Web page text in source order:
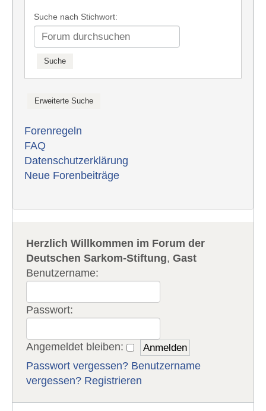
Suche nach Stichwort:
Forenregeln
FAQ
Datenschutzerklärung
Neue Forenbeiträge
Herzlich Willkommen im Forum der
Deutschen Sarkom-Stiftung,Gast
Benutzername:
Passwort:
Angemeldet bleiben:
Passwort vergessen? Benutzername
vergessen? Registrieren